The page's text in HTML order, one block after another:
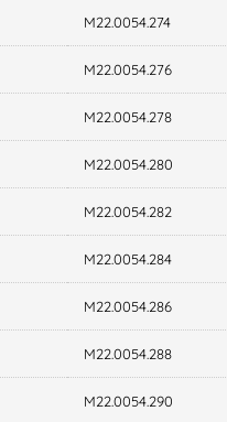
M22.0054.274
M22.0054.276
M22.0054.278
M22.0054.280
M22.0054.282
M22.0054.284
M22.0054.286
M22.0054.288
M22.0054.290